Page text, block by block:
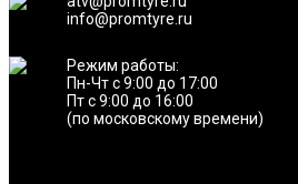
info@promtyre.ru
Режим работы:
Пн-Чт с 9:00 до 17:00
Пт с 9:00 до 16:00
(по московскому времени)